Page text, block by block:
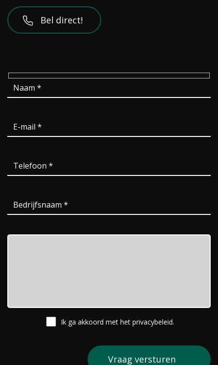
Ik ga akkoord met het privacybeleid.
Bel direct!